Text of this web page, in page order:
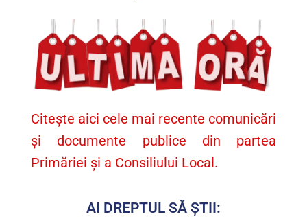
Citește aici cele mai recente comunicări
și documente publice din partea
Primăriei și a Consiliului Local.
AI DREPTUL SĂ ȘTII: